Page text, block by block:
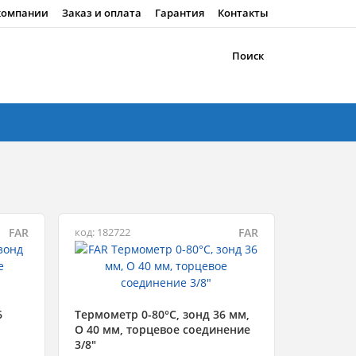
Заказ и оплата Гарантия Контакты
Поиск
FAR код: 182722 FAR
Термометр 0-80°С, зонд 36 мм,
O 40 мм, торцевое соединение
3/8"